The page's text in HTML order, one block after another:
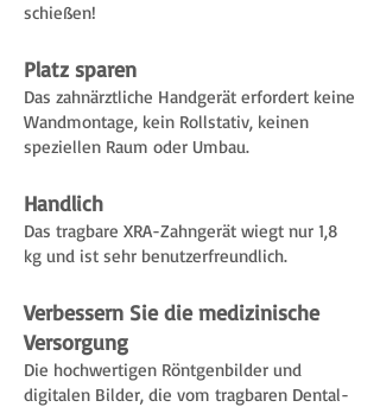
schießen!
Platz sparen
Das zahnärztliche Handgerät erfordert keine
Wandmontage, kein Rollstativ, keinen
speziellen Raum oder Umbau.
Handlich
Das tragbare XRA-Zahngerät wiegt nur 1,8
kg und ist sehr benutzerfreundlich.
Verbessern Sie die medizinische
Versorgung
Die hochwertigen Röntgenbilder und
digitalen Bilder, die vom tragbaren Dental-